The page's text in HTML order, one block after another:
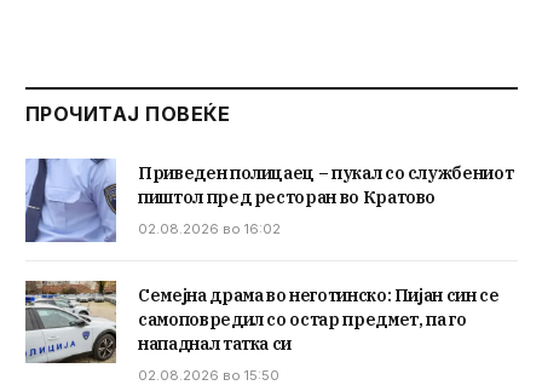
ПРОЧИТАЈ ПОВЕЌЕ
Приведен полицаец – пукал со службениот
пиштол пред ресторан во Кратово
02.08.2026 во 16:02
Семејна драма во неготинско: Пијан син се
самоповредил со остар предмет, па го
нападнал татка си
02.08.2026 во 15:50